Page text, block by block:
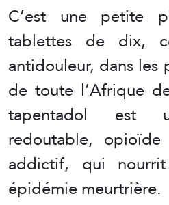
C’est une petite
tablettes de dix,
antidouleur, dans les
de toute l’Afrique
tapentadol est
redoutable,
addictif, qui
épidémie meurtrière.